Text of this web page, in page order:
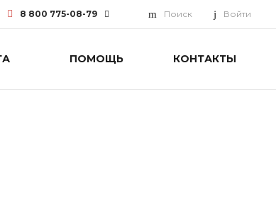
8 800 775-08-79 Поиск Войти
ПОМОЩЬ КОНТАКТЫ